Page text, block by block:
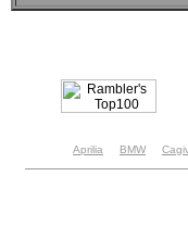
Aprilia BMW